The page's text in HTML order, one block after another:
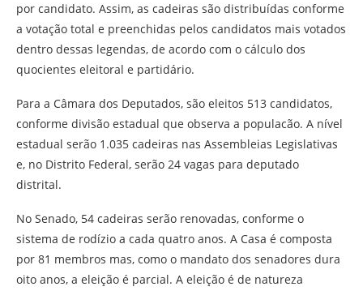
por candidato. Assim, as cadeiras são distribuídas conforme
a votação total e preenchidas pelos candidatos mais votados
dentro dessas legendas, de acordo com o cálculo dos
quocientes eleitoral e partidário.
Para a Câmara dos Deputados, são eleitos 513 candidatos,
conforme divisão estadual que observa a populacão. A nível
estadual serão 1.035 cadeiras nas Assembleias Legislativas
e, no Distrito Federal, serão 24 vagas para deputado
distrital.
No Senado, 54 cadeiras serão renovadas, conforme o
sistema de rodízio a cada quatro anos. A Casa é composta
por 81 membros mas, como o mandato dos senadores dura
oito anos, a eleição é parcial. A eleição é de natureza